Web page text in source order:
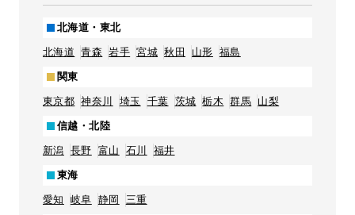
北海道・東北
北海道 青森 岩手 宮城 秋田 山形 福島
関東
東京都 神奈川 埼玉 千葉 茨城 栃木 群馬 山梨
信越・北陸
新潟 長野 富山 石川 福井
東海
愛知 岐阜 静岡 三重